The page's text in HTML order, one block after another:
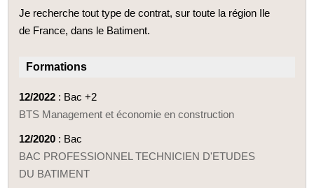
Je recherche tout type de contrat, sur toute la région Ile
de France, dans le Batiment.
Formations
12/2022 : Bac +2
BTS Management et économie en construction
12/2020 : Bac
BAC PROFESSIONNEL TECHNICIEN D'ETUDES
DU BATIMENT